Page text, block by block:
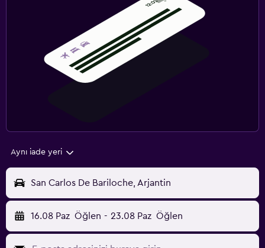
Aynı iade yeri
San Carlos De Bariloche, Arjantin
16.08 Paz Öğlen - 23.08 Paz Öğlen